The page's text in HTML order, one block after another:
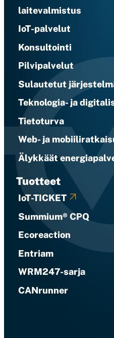
laitevalmistus
IoT-palvelut
Konsultointi
Pilvipalvelut
Sulautetut
Teknologia- ja
Tietoturva
Web- ja
Älykkäät
Tuotteet
IoT-TICKET
Summium® CPQ
Ecoreaction
Entriam
WRM247-sarja
CANrunner